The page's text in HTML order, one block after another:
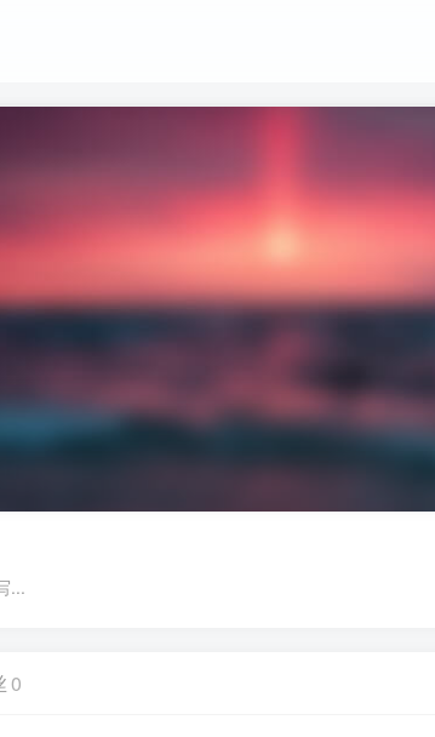
...
0